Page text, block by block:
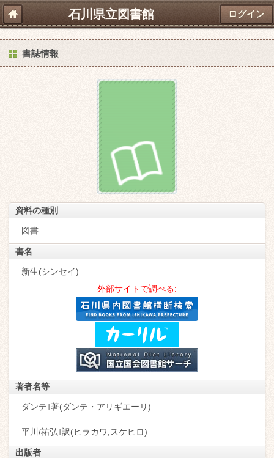
石川県立図書館 ログイン
書誌情報
資料の種別
図書
書名
新生(シンセイ)
外部サイトで調べる:
著者名等
ダンテ‖著(ダンテ・アリギエーリ)
平川/祐弘‖訳(ヒラカワ,スケヒロ)
出版者